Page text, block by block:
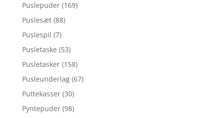
Puslepuder (169)
Puslesæt (88)
Puslespil (7)
Pusletaske (53)
Pusletasker (158)
Pusleunderlag (67)
Puttekasser (30)
Pyntepuder (98)